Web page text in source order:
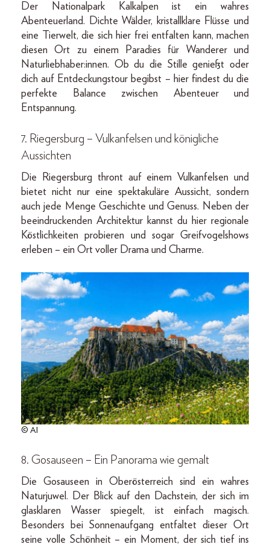
Der Nationalpark Kalkalpen ist ein wahres
Abenteuerland. Dichte Wälder, kristallklare Flüsse und
eine Tierwelt, die sich hier frei entfalten kann, machen
diesen Ort zu einem Paradies für Wanderer und
Naturliebhaber:innen. Ob du die Stille genießt oder
dich auf Entdeckungstour begibst – hier findest du die
perfekte Balance zwischen Abenteuer und
Entspannung.
7. Riegersburg – Vulkanfelsen und königliche
Aussichten
Die Riegersburg thront auf einem Vulkanfelsen und
bietet nicht nur eine spektakuläre Aussicht, sondern
auch jede Menge Geschichte und Genuss. Neben der
beeindruckenden Architektur kannst du hier regionale
Köstlichkeiten probieren und sogar Greifvogelshows
erleben – ein Ort voller Drama und Charme.
© AI
8. Gosauseen – Ein Panorama wie gemalt
Die Gosauseen in Oberösterreich sind ein wahres
Naturjuwel. Der Blick auf den Dachstein, der sich im
glasklaren Wasser spiegelt, ist einfach magisch.
Besonders bei Sonnenaufgang entfaltet dieser Ort
seine volle Schönheit – ein Moment, der sich tief ins